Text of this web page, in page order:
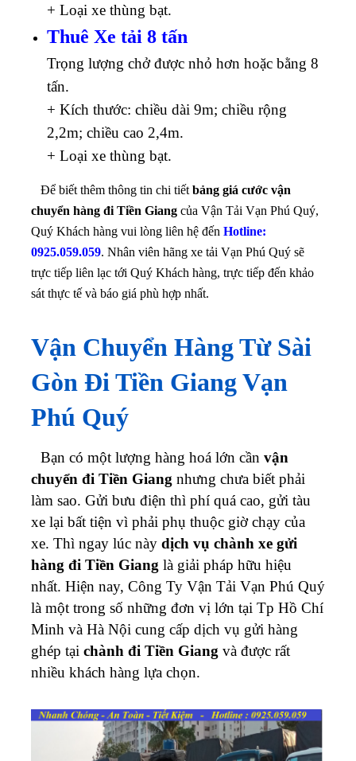
+ Loại xe thùng bạt.
Thuê Xe tải 8 tấn
Trọng lượng chở được nhỏ hơn hoặc bằng 8
tấn.
+ Kích thước: chiều dài 9m; chiều rộng
2,2m; chiều cao 2,4m.
+ Loại xe thùng bạt.
Để biết thêm thông tin chi tiết bảng giá cước vận
chuyển hàng đi Tiền Giang của Vận Tải Vạn Phú Quý,
Quý Khách hàng vui lòng liên hệ đến Hotline:
0925.059.059. Nhân viên hãng xe tải Vạn Phú Quý sẽ
trực tiếp liên lạc tới Quý Khách hàng, trực tiếp đến khảo
sát thực tế và báo giá phù hợp nhất.
Vận Chuyển Hàng Từ Sài
Gòn Đi Tiền Giang Vạn
Phú Quý
Bạn có một lượng hàng hoá lớn cần vận
chuyển đi Tiền Giang nhưng chưa biết phải
làm sao. Gửi bưu điện thì phí quá cao, gửi tàu
xe lại bất tiện vì phải phụ thuộc giờ chạy của
xe. Thì ngay lúc này dịch vụ chành xe gửi
hàng đi Tiền Giang là giải pháp hữu hiệu
nhất. Hiện nay, Công Ty Vận Tải Vạn Phú Quý
là một trong số những đơn vị lớn tại Tp Hồ Chí
Minh và Hà Nội cung cấp dịch vụ gửi hàng
ghép tại chành đi Tiền Giang và được rất
nhiều khách hàng lựa chọn.